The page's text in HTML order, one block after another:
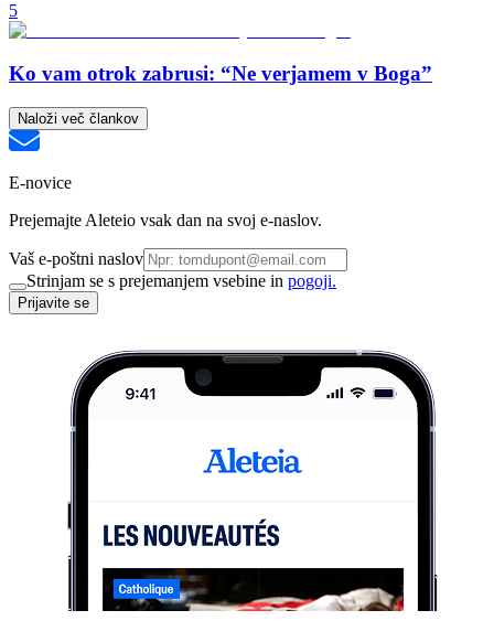
5
Ko vam otrok zabrusi: “Ne verjamem v Boga”
Naloži več člankov
E-novice
Prejemajte Aleteio vsak dan na svoj e-naslov.
Vaš e-poštni naslov
Strinjam se s prejemanjem vsebine in pogoji.
Prijavite se